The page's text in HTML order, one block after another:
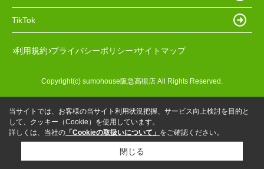
TikTok
利用規約 プライバシーポリシー サイトマップ
Copyright(c) sumohouse阪急高槻店 All Rights Reserved.
当サイトでは、お客様の当サイト利用状況把握、サービス向上検討を目的と
して、クッキー（Cookie）を使用しています。
詳しくは、当社の 「Cookieの取扱いについて」 をご確認ください。
閉じる